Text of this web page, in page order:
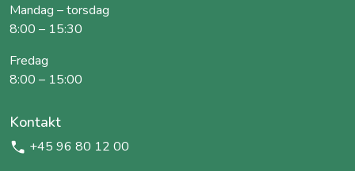
Mandag – torsdag
8:00 – 15:30
Fredag
8:00 – 15:00
Kontakt
+45 96 80 12 00